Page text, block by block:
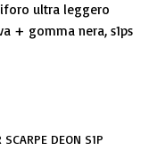
ultra leggero
+ gomma nera, s1ps
SCARPE DEON S1P